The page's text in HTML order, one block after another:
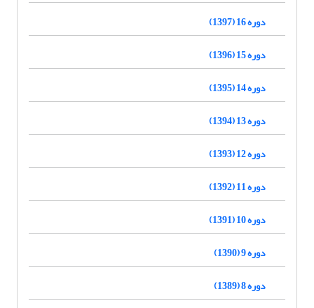
دوره 16 (1397)
دوره 15 (1396)
دوره 14 (1395)
دوره 13 (1394)
دوره 12 (1393)
دوره 11 (1392)
دوره 10 (1391)
دوره 9 (1390)
دوره 8 (1389)